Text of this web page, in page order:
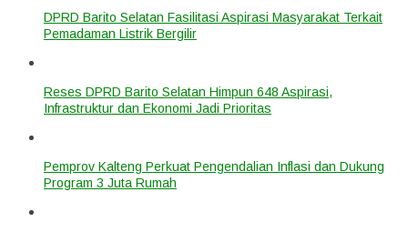
DPRD Barito Selatan Fasilitasi Aspirasi Masyarakat Terkait
Pemadaman Listrik Bergilir
Reses DPRD Barito Selatan Himpun 648 Aspirasi,
Infrastruktur dan Ekonomi Jadi Prioritas
Pemprov Kalteng Perkuat Pengendalian Inflasi dan Dukung
Program 3 Juta Rumah